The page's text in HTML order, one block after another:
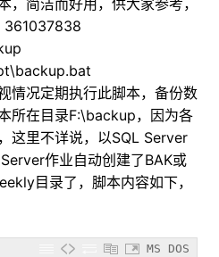
361037838
情况定期执行此脚本，备份数
所在目录F:\backup，因为各
这里不详说，以SQL Server
作业自动创建了BAK或
目录了，脚本内容如下，
MS DOS